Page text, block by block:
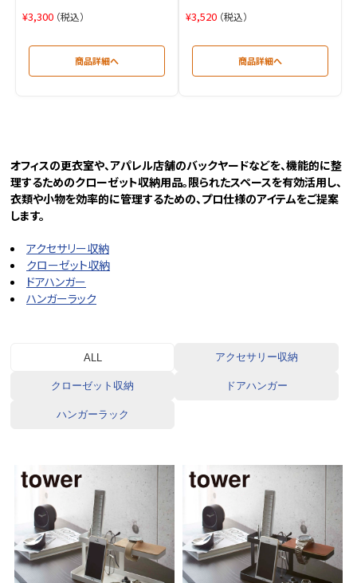
¥3,300 （税込） ¥3,520 （税込）
オフィスの更衣室や、アパレル店舗のバックヤードなどを、機能的に整
理するためのクローゼット収納用品。限られたスペースを有効活用し、
衣類や小物を効率的に管理するための、プロ仕様のアイテムをご提案
します。
アクセサリー収納
クローゼット収納
ドアハンガー
ハンガーラック
ALL アクセサリー収納
クローゼット収納 ドアハンガー
ハンガーラック